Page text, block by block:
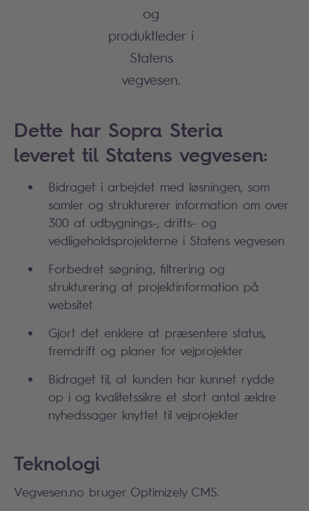
og
produktleder i
Statens
vegvesen.
Dette har Sopra Steria
leveret til Statens vegvesen:
Bidraget i arbejdet med løsningen, som
samler og strukturerer information om over
300 af udbygnings-, drifts- og
vedligeholdsprojekterne i Statens vegvesen
Forbedret søgning, filtrering og
strukturering af projektinformation på
websitet
Gjort det enklere at præsentere status,
fremdrift og planer for vejprojekter
Bidraget til, at kunden har kunnet rydde
op i og kvalitetssikre et stort antal ældre
nyhedssager knyttet til vejprojekter
Teknologi
Vegvesen.no bruger Optimizely CMS.